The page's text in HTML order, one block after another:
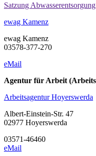
Satzung
ewag Kamenz
ewag Kamenz
03578-377-270
eMail
Agentur für Arbeit
Arbeitsagentur Hoyerswerda
Albert-Einstein-Str. 47
02977 Hoyerswerda
03571-46460
eMail